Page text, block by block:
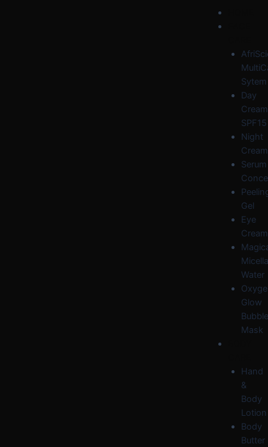
Sytem
Day
Cream
SPF15
Night
Cream
Serum
Gel
Eye
Cream
Water
Glow
Bubble
Mask
Hand
&
Body
Lotion
Body
Butter
Menu